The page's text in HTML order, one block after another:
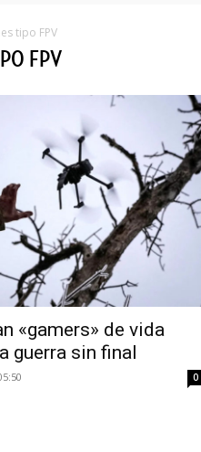
tipo FPV
FPV
«gamers» de vida
guerra sin final
0